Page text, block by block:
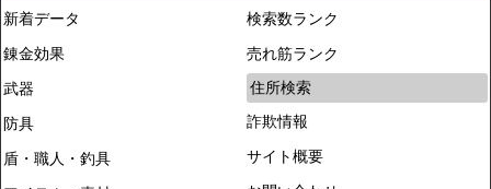
新着データ
錬金効果
武器
防具
盾・職人・釣具
検索数ランク
売れ筋ランク
住所検索
詐欺情報
サイト概要